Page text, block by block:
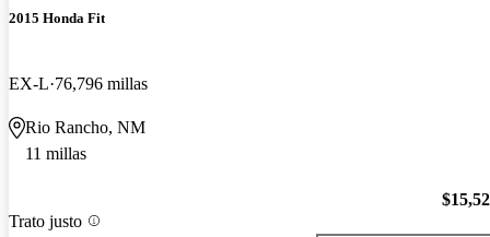
2015 Honda Fit
EX-L 76,796 millas
Rio Rancho, NM
11 millas
Trato justo